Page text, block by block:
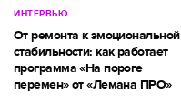
ИНТЕРВЬЮ
От ремонта к эмоциональной
стабильности: как работает
программа «На пороге
перемен» от «Лемана ПРО»